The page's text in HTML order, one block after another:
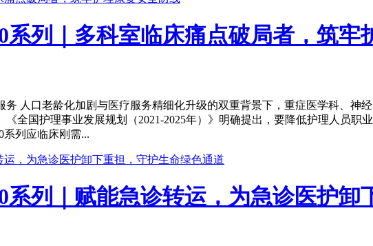
系列｜多科室临床痛点破局者，筑牢
人口老龄化加剧与医疗服务精细化升级的双重背景下，重症医学科、神
《全国护理事业发展规划（2021-2025年）》明确提出，要降低护理人员
列应临床刚需...
系列｜赋能急诊转运，为急诊医护卸